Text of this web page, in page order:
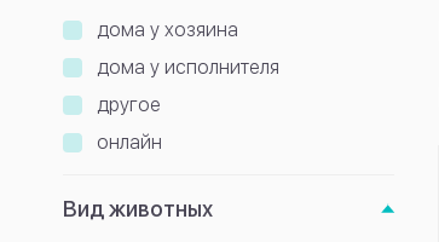
дома у хозяина
дома у исполнителя
другое
онлайн
Вид животных